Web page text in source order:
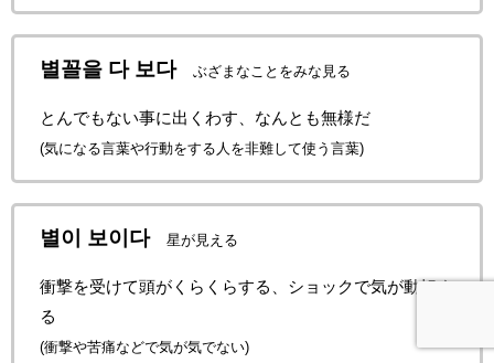
별꼴을 다 보다 ぶざまなことをみな見る
とんでもない事に出くわす、なんとも無様だ
(気になる言葉や行動をする人を非難して使う言葉)
별이 보이다 星が見える
衝撃を受けて頭がくらくらする、ショックで気が動転す
る
(衝撃や苦痛などで気が気でない)